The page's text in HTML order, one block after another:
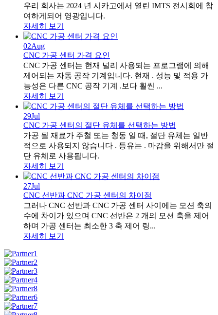
우리 회사는 2024 년 시카고에서 열린 IMTS 전시회에 참
여하게되어 영광입니다.
자세히 보기
02Aug
CNC 가공 센터 가격 요인
CNC 가공 센터는 현재 널리 사용되는 프로그램에 의해
제어되는 자동 공작 기계입니다. 현재 . 성능 및 적용 가
능성은 다른 CNC 공작 기계 .보다 훨씬 ...
자세히 보기
29Jul
CNC 가공 센터의 절단 유체를 선택하는 방법
가공 될 재료가 주철 또는 청동 일 때, 절단 유체는 일반
적으로 사용되지 않습니다 . 등유는 . 마감을 위해서만 절
단 유체로 사용됩니다.
자세히 보기
27Jul
CNC 선반과 CNC 가공 센터의 차이점
그러나 CNC 선반과 CNC 가공 센터 사이에는 모션 축의
수에 차이가 있으며 CNC 선반은 2 개의 모션 축을 제어
하며 가공 센터는 최소한 3 축 제어 링...
자세히 보기